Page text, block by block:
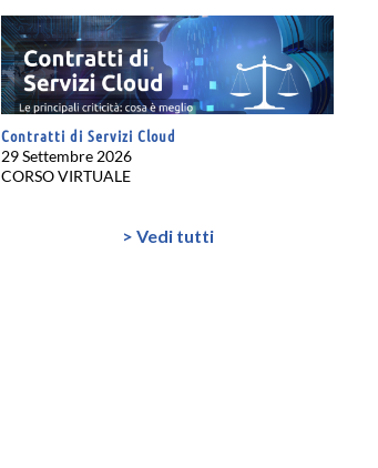
Contratti di Servizi Cloud
29 Settembre 2026
CORSO VIRTUALE
> Vedi tutti